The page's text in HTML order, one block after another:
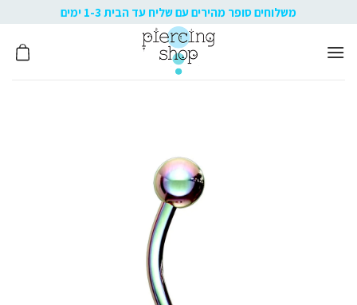
to
content
משלוחים סופר מהירים עם שליח עד הבית 1-3 ימים